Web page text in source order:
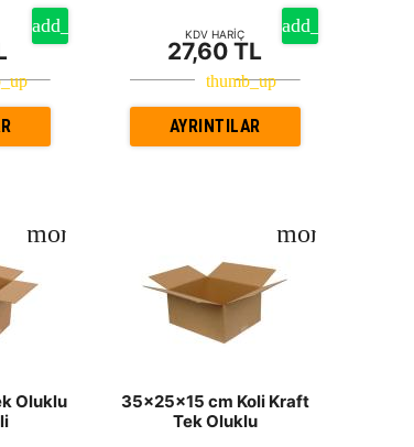
KDV HARİÇ
27,60 TL
AYRINTILAR
Oluklu
35x25x15 cm Koli Kraft
Tek Oluklu